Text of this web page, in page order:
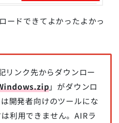
ードできてよかったよかっ
リンク先からダウンロー
」がダウンロ
開発者向けのツールにな
利用できません。AIRラ